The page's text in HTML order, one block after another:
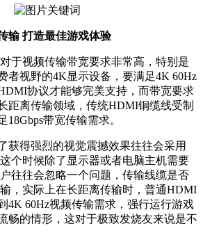
输 打造最佳游戏体验
于视频传输带宽要求非常高，特别是
者视野的4K显示设备，要满足4K 60Hz
协议才能够完美支持，而带宽要求
距离传输领域，传统HDMI铜缆线受制
带宽传输需求。
获得强烈的视觉震撼效果往往会采用
个时候除了显示器或者电脑主机需要
往往会忽略一个问题，传输线缆是否
，实际上在长距离传输时，普通HDMI
4K 60Hz视频传输需求，强行运行游戏
畅的情形，这对于极致发烧友来说是不